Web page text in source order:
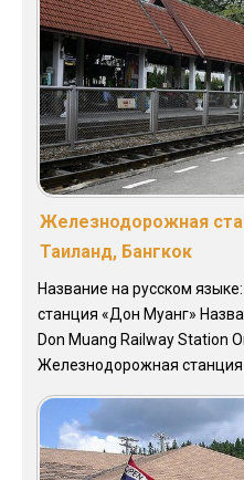
Железнодорожная
Таиланд, Бангкок
Название на русском
станция «Дон Муанг»
Don Muang Railway Station
Железнодорожная станция